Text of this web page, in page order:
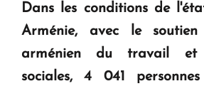
KASA : 30 ans d'audace, de
en Arménie
Dans les conditions de
Arménie, avec le
arménien du travail et
sociales, 4 041